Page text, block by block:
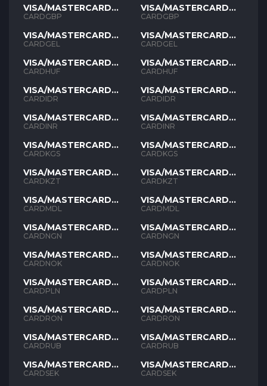
VISA/MASTERCARD
GBP
CARDGBP
VISA/MASTERCARD
GEL
CARDGEL
VISA/MASTERCARD
HUF
CARDHUF
VISA/MASTERCARD
IDR
CARDIDR
VISA/MASTERCARD
INR
CARDINR
VISA/MASTERCARD
KGS
CARDKGS
VISA/MASTERCARD
KZT
CARDKZT
VISA/MASTERCARD
MDL
CARDMDL
VISA/MASTERCARD
NGN
CARDNGN
VISA/MASTERCARD
NOK
CARDNOK
VISA/MASTERCARD
PLN
CARDPLN
VISA/MASTERCARD
RON
CARDRON
VISA/MASTERCARD
RUB
CARDRUB
VISA/MASTERCARD
SEK
CARDSEK
VISA/MASTERCARD
GBP
CARDGBP
VISA/MASTERCARD
GEL
CARDGEL
VISA/MASTERCARD
HUF
CARDHUF
VISA/MASTERCARD
IDR
CARDIDR
VISA/MASTERCARD
INR
CARDINR
VISA/MASTERCARD
KGS
CARDKGS
VISA/MASTERCARD
KZT
CARDKZT
VISA/MASTERCARD
MDL
CARDMDL
VISA/MASTERCARD
NGN
CARDNGN
VISA/MASTERCARD
NOK
CARDNOK
VISA/MASTERCARD
PLN
CARDPLN
VISA/MASTERCARD
RON
CARDRON
VISA/MASTERCARD
RUB
CARDRUB
VISA/MASTERCARD
SEK
CARDSEK